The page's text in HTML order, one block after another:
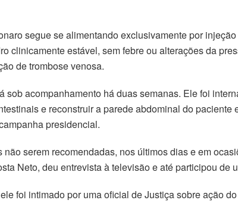
segue se alimentando exclusivamente por
clinicamente estável, sem febre ou alterações da
de trombose venosa.
sob acompanhamento há duas semanas. Ele foi
e reconstruir a parede abdominal do
presidencial.
não serem recomendadas, nos últimos dias e em
Neto, deu entrevista à televisão e até participou de
foi intimado por uma oficial de Justiça sobre ação